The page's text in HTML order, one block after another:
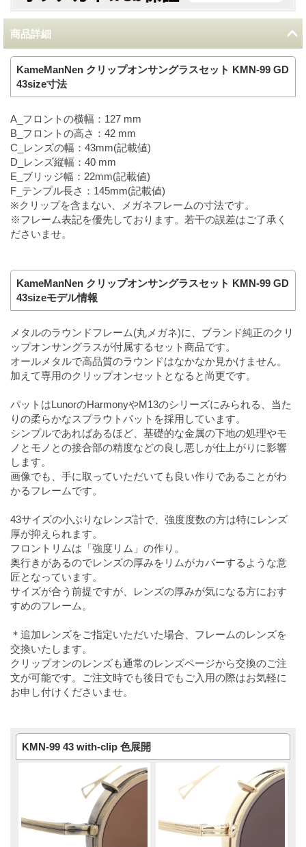
商品詳細
KameManNen クリップオンサングラスセット KMN-99 GD
43size寸法
A_フロントの横幅：127 mm
B_フロントの高さ：42 mm
C_レンズの幅：43mm(記載値)
D_レンズ縦幅：40 mm
E_ブリッジ幅：22mm(記載値)
F_テンプル長さ：145mm(記載値)
※クリップを含まない、メガネフレームの寸法です。
※フレーム表記を優先しております。若干の誤差はご了承く
ださいませ。
KameManNen クリップオンサングラスセット KMN-99 GD
43sizeモデル情報
メタルのラウンドフレーム(丸メガネ)に、ブランド純正のクリ
ップオンサングラスが付属するセット商品です。
オールメタルで高品質のラウンドはなかなか見かけません。
加えて専用のクリップオンセットとなると尚更です。
パットはLunorのHarmonyやM13のシリーズにみられる、当た
りの柔らかなスプラウトパットを採用しています。
シンプルであればあるほど、基礎的な金属の下地の処理やモ
ノとモノとの接合部の精度などの良し悪しが仕上がりに影響
します。
画像でも、手に取っていただいても良い作りであることがわ
かるフレームです。
43サイズの小ぶりなレンズ計で、強度度数の方は特にレンズ
厚が抑えられます。
フロントリムは「強度リム」の作り。
奥行きがあるのでレンズの厚みをリムがカバーするような意
匠となっています。
サイズが合う前提ですが、レンズの厚みが気になる方におす
すめのフレーム。
＊追加レンズをご指定いただいた場合、フレームのレンズを
交換いたします。
クリップオンのレンズも通常のレンズページから交換のご注
文が可能です。ご注文時でも後日でもご入用の際はお気軽に
お申し付けくださいませ。
KMN-99 43 with-clip 色展開